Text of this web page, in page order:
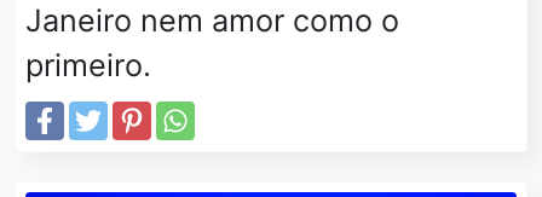
Janeiro nem amor como o
primeiro.